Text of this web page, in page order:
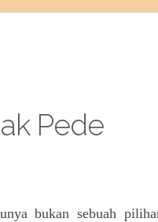
Pede
bukan sebuah